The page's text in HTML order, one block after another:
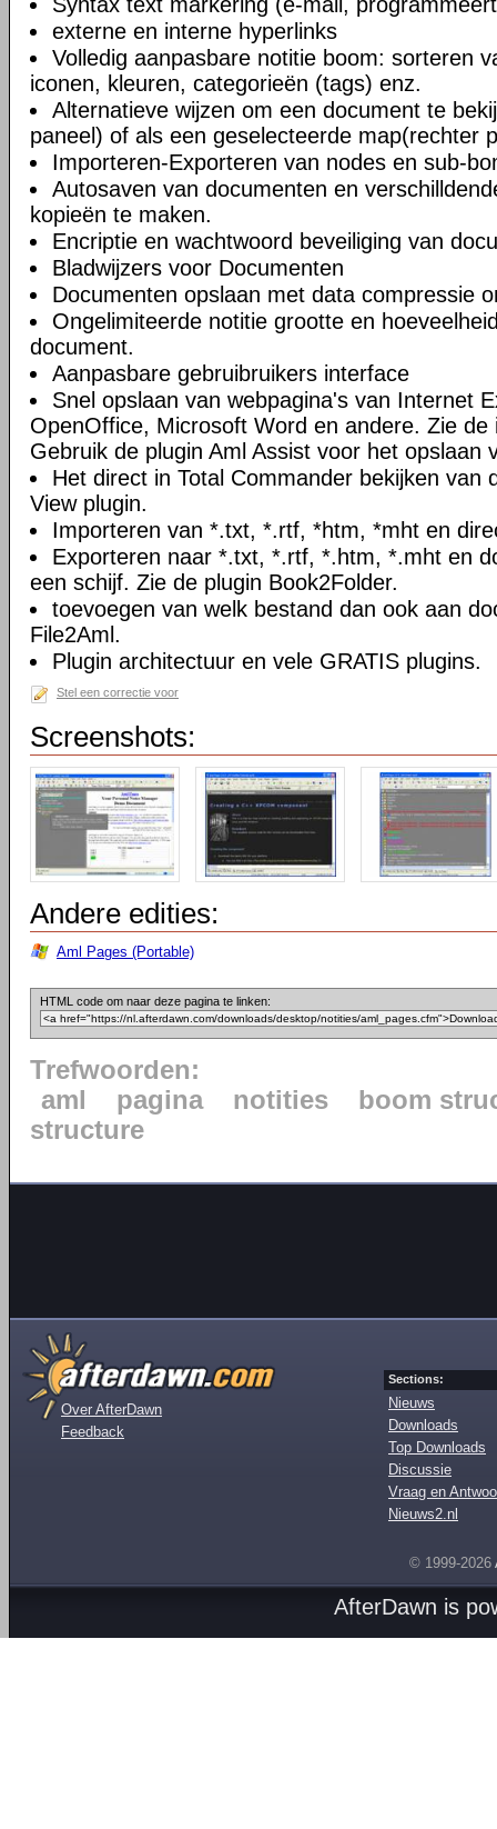
externe en interne hyperlinks
Volledig aanpasbare notitie boom: sorteren
iconen, kleuren, categorieën (tags) enz.
Alternatieve wijzen om een document te
paneel) of als een geselecteerde map(rechter
Importeren-Exporteren van nodes en sub-
Autosaven van documenten en
kopieën te maken.
Encriptie en wachtwoord beveiliging van
Bladwijzers voor Documenten
Documenten opslaan met data compressie
Ongelimiteerde notitie grootte en
document.
Aanpasbare gebruibruikers interface
Snel opslaan van webpagina's van Internet
OpenOffice, Microsoft Word en andere. Zie de
Gebruik de plugin Aml Assist voor het opslaan
Het direct in Total Commander bekijken van
View plugin.
Importeren van *.txt, *.rtf, *htm, *mht en
Exporteren naar *.txt, *.rtf, *.htm, *.mht en
een schijf. Zie de plugin Book2Folder.
toevoegen van welk bestand dan ook aan
File2Aml.
Plugin architectuur en vele GRATIS plugins.
Stel een correctie voor
Screenshots:
Andere edities:
Aml Pages (Portable)
HTML code om naar deze pagina te linken:
Trefwoorden:
aml
pagina notities
boom
structure
Over AfterDawn
Feedback
Sections:
Nieuws
Downloads
Top Downloads
Discussie
Vraag en
Nieuws2.nl
© 1999-2026
AfterDawn is